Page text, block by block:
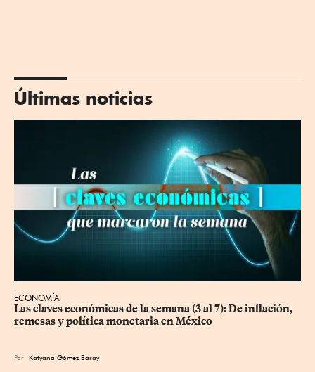
Últimas noticias
ECONOMÍA
Las claves económicas de la semana (3 al 7): De inflación,
remesas y política monetaria en México
Por Katyana Gómez Baray